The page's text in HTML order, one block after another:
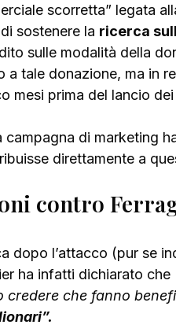
scorretta” legata
sostenere la ricerca
sulle modalità della
a tale donazione, ma in
mesi prima del lancio
campagna di marketing
direttamente a
contro
dopo l’attacco (pur se
ha infatti dichiarato che
che fanno